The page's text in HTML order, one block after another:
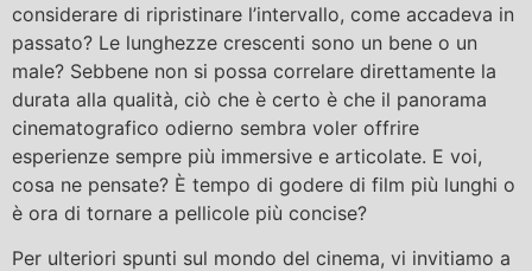
considerare di ripristinare l’intervallo, come accadeva in
passato? Le lunghezze crescenti sono un bene o un
male? Sebbene non si possa correlare direttamente la
durata alla qualità, ciò che è certo è che il panorama
cinematografico odierno sembra voler offrire
esperienze sempre più immersive e articolate. E voi,
cosa ne pensate? È tempo di godere di film più lunghi o
è ora di tornare a pellicole più concise?
Per ulteriori spunti sul mondo del cinema, vi invitiamo a